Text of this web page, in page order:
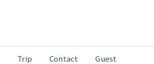
Trip Contact Guest